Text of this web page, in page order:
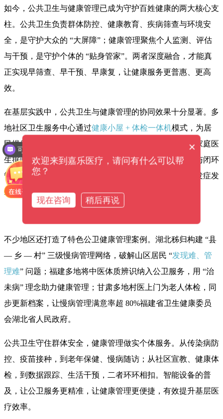
如今，公共卫生与健康管理已成为守护百姓健康的两大核心支
柱。公共卫生负责群体防控、健康教育、疾病筛查与环境安
全，是守护大众的 “大屏障”；健康管理聚焦个人监测、评估
与干预，是守护个体的 “贴身管家”。两者深度融合，才能真
正实现早筛查、早干预、早康复，让健康服务更普惠、更高
效。
在基层实践中，公共卫生与健康管理的协同效果十分显著。多
地社区卫生服务中心通过健康小屋 + 体检一体机模式，为居
民提供一站式检测服务，数据实时同步电子健康档案，家庭医
生据此开展随访与慢病指导。山东某社区通过公卫筛查与闭环
管理，让高血压、糖尿病控制率大幅提升，有效减少并发症发
生聊城市卫生健康委员会。
不少地区还打造了特色公卫健康管理案例。湖北秭归构建 “县
— 乡 — 村” 三级慢病管理网络，破解山区居民 “发现难、管
理难” 问题；福建多地将中医体质辨识纳入公卫服务，用 “治
未病” 理念助力健康管理；甘肃多地村医上门为老人体检，同
步更新档案，让慢病管理满意率超 80%福建省卫生健康委员
会湖北省人民政府。
公共卫生守住群体安全，健康管理做实个体服务。从传染病防
控、疫苗接种，到老年保健、慢病随访；从社区宣教、健康体
检，到数据跟踪、生活干预，二者环环相扣。智能设备的普
及，让公卫服务更精准，让健康管理更便捷，有效提升基层医
疗效率。
×
欢迎来到嘉乐医疗，请问有什么可以帮
您？
现在咨询 稍后再说